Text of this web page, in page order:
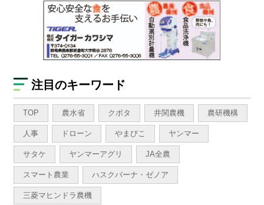
注目のキーワード
TOP 農水省 クボタ 井関農機 農研機構
人事 ドローン やまびこ ヤンマー
サタケ ヤンマーアグリ JA全農
スマート農業 ハスクバーナ・ゼノア
三菱マヒンドラ農機